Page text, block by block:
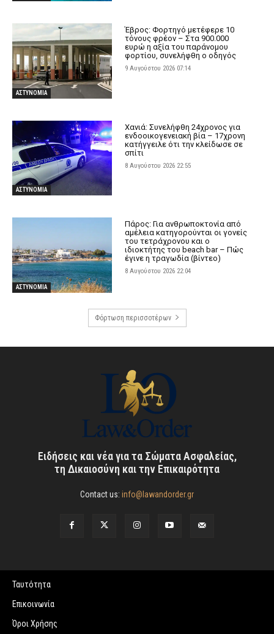
ΑΣΤΥΝΟΜΙΑ
Έβρος: Φορτηγό μετέφερε 10
τόνους φρέον – Στα 900.000
ευρώ η αξία του παράνομου
φορτίου, συνελήφθη ο οδηγός
9 Αυγούστου 2026 07:14
ΑΣΤΥΝΟΜΙΑ
Χανιά: Συνελήφθη 24χρονος για
ενδοοικογενειακή βία – 17χρονη
κατήγγειλε ότι την κλείδωσε σε
σπίτι
8 Αυγούστου 2026 22:55
ΑΣΤΥΝΟΜΙΑ
Πάρος: Για ανθρωποκτονία από
αμέλεια κατηγορούνται οι γονείς
του τετράχρονου και ο
ιδιοκτήτης του beach bar – Πώς
έγινε η τραγωδία (βίντεο)
8 Αυγούστου 2026 22:04
Φόρτωση περισσοτέρων
Ειδήσεις και νέα για τα Σώματα Ασφαλείας,
τη Δικαιοσύνη και την Επικαιρότητα
Contact us: info@lawandorder.gr
Ταυτότητα
Επικοινωνία
Όροι Χρήσης